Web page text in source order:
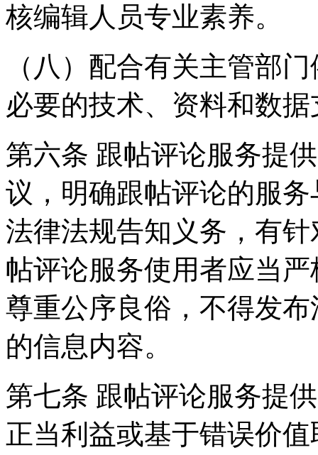
核编辑人员专业素养。
（八）配合有关主管部
必要的技术、资料和数
第六条 跟帖评论服务提
议，明确跟帖评论的服
法律法规告知义务，有
帖评论服务使用者应当
尊重公序良俗，不得发
的信息内容。
第七条 跟帖评论服务提
正当利益或基于错误价